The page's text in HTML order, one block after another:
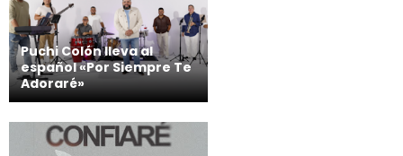
Puchi Colón lleva al
español «Por Siempre Te
Adoraré»